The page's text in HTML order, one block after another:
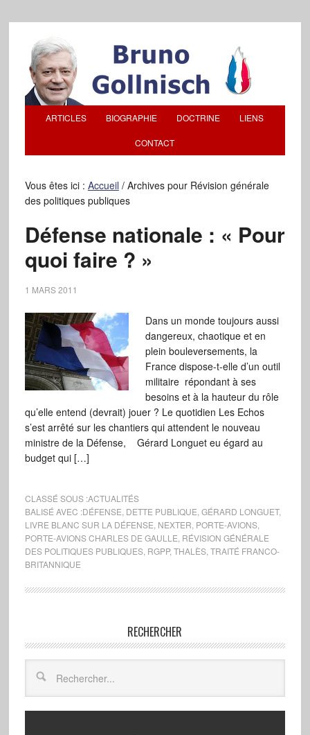
ARTICLES BIOGRAPHIE DOCTRINE LIENS
CONTACT
Vous êtes ici : Accueil /Archives pour Révision générale
des politiques publiques
Défense nationale : « Pour
quoi faire ? »
1 MARS 2011
Dans un monde toujours aussi
dangereux, chaotique et en
plein bouleversements, la
France dispose-t-elle d’un outil
militaire répondant à ses
besoins et à la hauteur du rôle
qu’elle entend (devrait) jouer ? Le quotidien Les Echos
s’est arrêté sur les chantiers qui attendent le nouveau
ministre de la Défense, Gérard Longuet eu égard au
budget qui […]
CLASSÉ SOUS :ACTUALITÉS
BALISÉ AVEC :DÉFENSE DETTE PUBLIQUE GÉRARD LONGUET,
LIVRE BLANC SUR LA DÉFENSE NEXTER PORTE-AVIONS,
PORTE-AVIONS CHARLES DE GAULLE RÉVISION GÉNÉRALE
DES POLITIQUES PUBLIQUES, RGPP, THALÈS, TRAITÉ FRANCO-
BRITANNIQUE
RECHERCHER